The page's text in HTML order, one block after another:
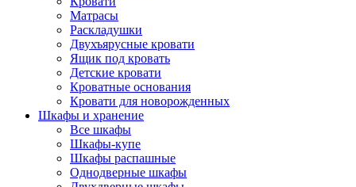
Матрасы
Раскладушки
Двухъярусные кровати
Ящик под кровать
Детские кровати
Кроватные основания
Кровати для новорожденных
Шкафы и хранение
Все шкафы
Шкафы-купе
Шкафы распашные
Однодверные шкафы